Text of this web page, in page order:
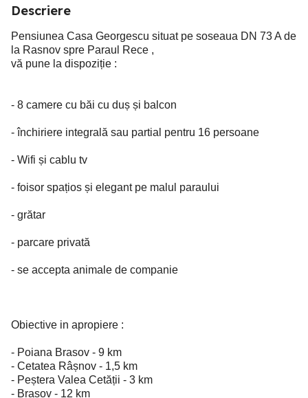
Descriere
Pensiunea Casa Georgescu situat pe soseaua DN 73 A de
la Rasnov spre Paraul Rece ,
vă pune la dispoziție :
- 8 camere cu băi cu duș și balcon
- închiriere integrală sau partial pentru 16 persoane
- Wifi și cablu tv
- foisor spațios și elegant pe malul paraului
- grătar
- parcare privată
- se accepta animale de companie
Obiective in apropiere :
- Poiana Brasov - 9 km
- Cetatea Râșnov - 1,5 km
- Peștera Valea Cetății - 3 km
- Brasov - 12 km